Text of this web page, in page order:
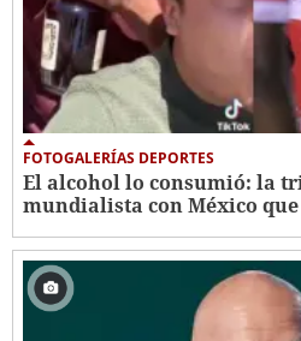
FOTOGALERÍAS DEPORTES
El alcohol lo consumió: la
mundialista con México